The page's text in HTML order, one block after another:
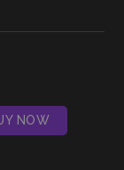
NOW